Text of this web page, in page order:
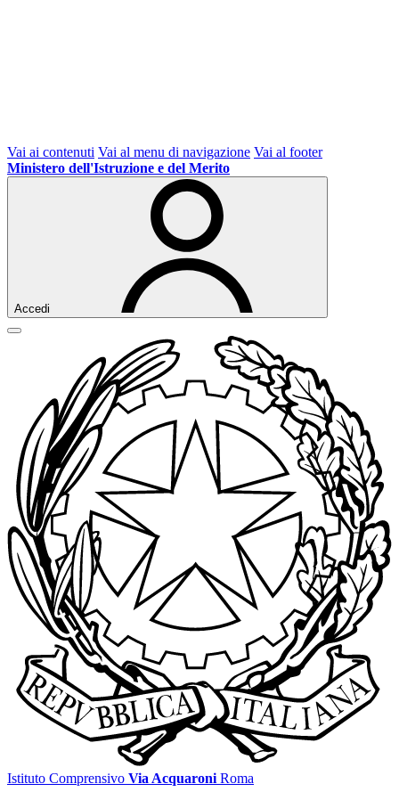
Vai ai contenuti Vai al menu di navigazione Vai al footer
Ministero dell'Istruzione e del Merito
Accedi
Istituto Comprensivo Via Acquaroni Roma